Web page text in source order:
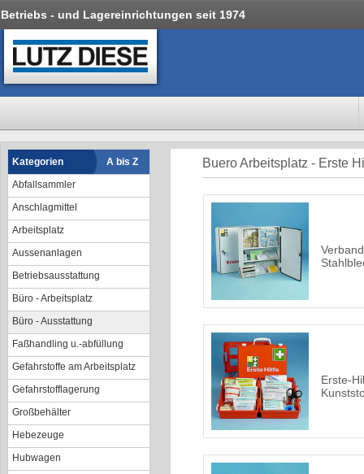
Betriebs - und Lagereinrichtungen seit 1974
Kategorien
A bis Z
Abfallsammler
Anschlagmittel
Arbeitsplatz
Aussenanlagen
Betriebsausstattung
Büro - Arbeitsplatz
Büro - Ausstattung
Faßhandling u.-abfüllung
Gefahrstoffe am Arbeitsplatz
Gefahrstofflagerung
Großbehälter
Hebezeuge
Hubwagen
Buero Arbeitsplatz - Erste
Erste-